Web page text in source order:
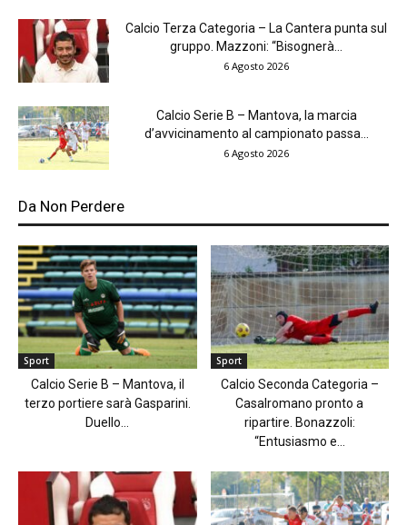
Calcio Terza Categoria – La Cantera punta sul
gruppo. Mazzoni: “Bisognerà...
6 Agosto 2026
Calcio Serie B – Mantova, la marcia
d’avvicinamento al campionato passa...
6 Agosto 2026
Da Non Perdere
Sport
Calcio Serie B – Mantova, il
terzo portiere sarà Gasparini.
Duello...
Sport
Calcio Seconda Categoria –
Casalromano pronto a
ripartire. Bonazzoli:
“Entusiasmo e...